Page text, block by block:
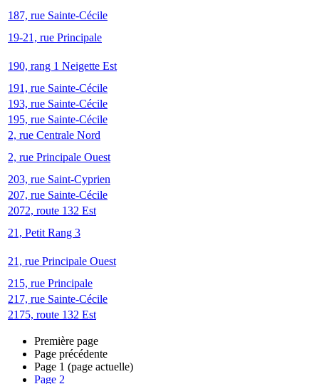
187, rue Sainte-Cécile
19-21, rue Principale
190, rang 1 Neigette Est
191, rue Sainte-Cécile
193, rue Sainte-Cécile
195, rue Sainte-Cécile
2, rue Centrale Nord
2, rue Principale Ouest
203, rue Saint-Cyprien
207, rue Sainte-Cécile
2072, route 132 Est
21, Petit Rang 3
21, rue Principale Ouest
215, rue Principale
217, rue Sainte-Cécile
2175, route 132 Est
Première page
Page précédente
Page 1 (page actuelle)
Page 2